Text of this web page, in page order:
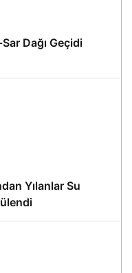
Dağı Geçidi
Yılanlar Su